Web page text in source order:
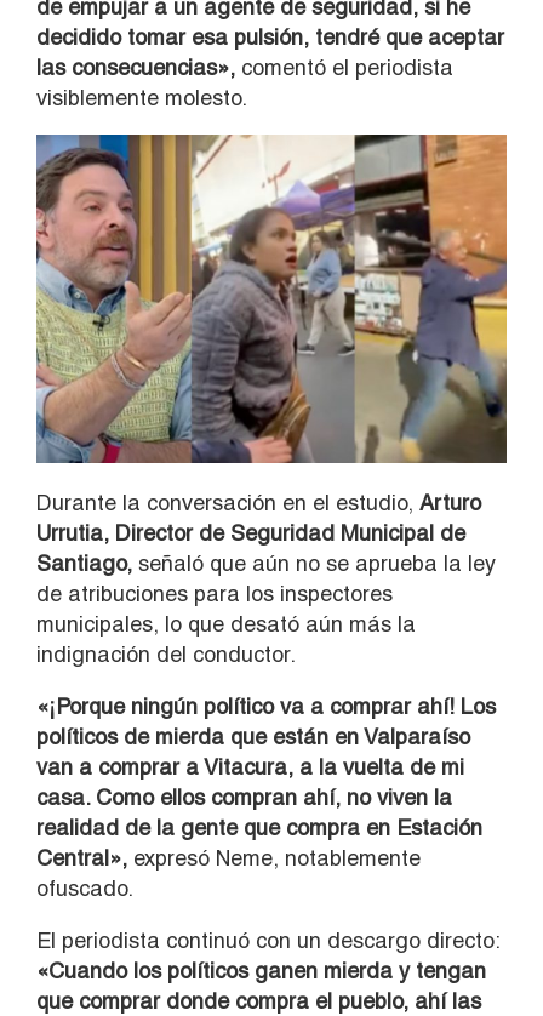
de empujar a un agente de seguridad, si he
decidido tomar esa pulsión, tendré que aceptar
las consecuencias», comentó el periodista
visiblemente molesto.
Durante la conversación en el estudio, Arturo
Urrutia, Director de Seguridad Municipal de
Santiago, señaló que aún no se aprueba la ley
de atribuciones para los inspectores
municipales, lo que desató aún más la
indignación del conductor.
«¡Porque ningún político va a comprar ahí! Los
políticos de mierda que están en Valparaíso
van a comprar a Vitacura, a la vuelta de mi
casa. Como ellos compran ahí, no viven la
realidad de la gente que compra en Estación
Central», expresó Neme, notablemente
ofuscado.
El periodista continuó con un descargo directo:
«Cuando los políticos ganen mierda y tengan
que comprar donde compra el pueblo, ahí las